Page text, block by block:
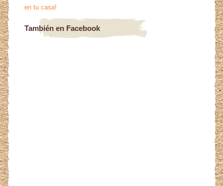
en tu casa!
También en Facebook